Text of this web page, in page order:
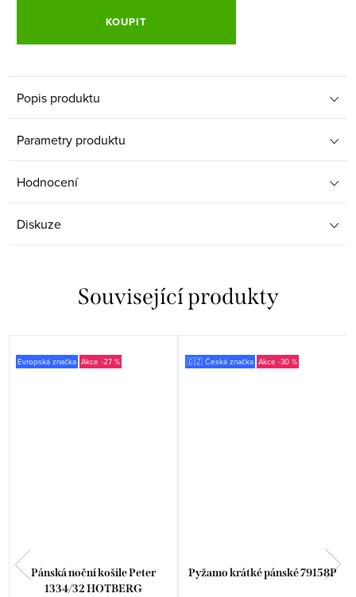
KOUPIT
Popis produktu
Parametry produktu
Hodnocení
Diskuze
Související produkty
Evropská značka -27 %
Pánská noční košile Peter
1334/32 HOTBERG
🇨🇿 Česká značka -30 %
Pyžamo krátké pánské 79158P